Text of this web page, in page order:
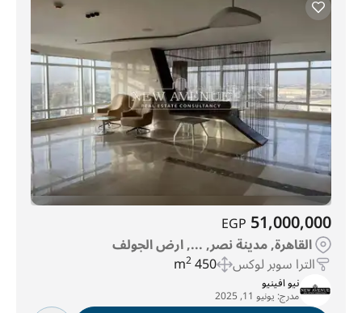
51,000,000
EGP
القاهرة, مدينة نصر, ..., ارض الجولف
الترا سوبر لوكس 450 m
2
نيو افينيو
مدرج: يونيو 11, 2025